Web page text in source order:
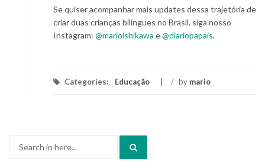
Se quiser acompanhar mais updates dessa trajetória de
criar duas crianças bilíngues no Brasil, siga nosso
Instagram: @marioishikawa e@diariopapais.
Categories: Educação / by mario